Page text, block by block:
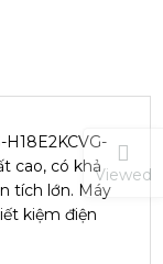
cao, có khả
tích lớn. Máy
kiệm điện
Viewed